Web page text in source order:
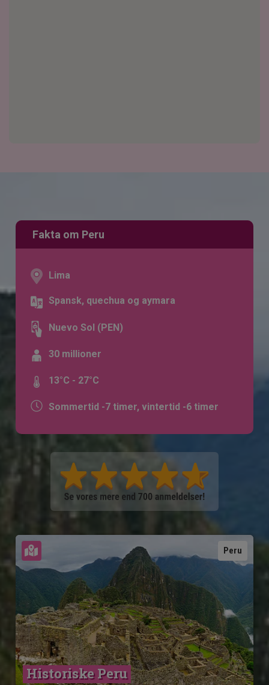
Fakta om Peru
Lima
Spansk, quechua og aymara
Nuevo Sol (PEN)
30 millioner
13°C - 27°C
Sommertid -7 timer, vintertid -6 timer
Peru
Historiske Peru